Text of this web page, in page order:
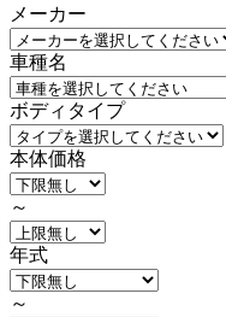
メーカー
車種名
ボディタイプ
本体価格
～
年式
～